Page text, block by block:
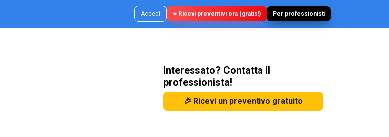
Accedi ⭐ Ricevi preventivi ora (gratis!) Per professionisti
Interessato? Contatta il
professionista!
🎉 Ricevi un preventivo gratuito